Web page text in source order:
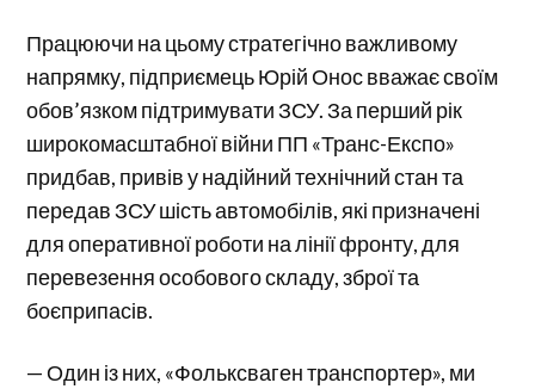
Працюючи на цьому стратегічно важливому
напрямку, підприємець Юрій Онос вважає своїм
обов’язком підтримувати ЗСУ. За перший рік
широкомасштабної війни ПП «Транс-Експо»
придбав, привів у надійний технічний стан та
передав ЗСУ шість автомобілів, які призначені
для оперативної роботи на лінії фронту, для
перевезення особового складу, зброї та
боєприпасів.
— Один із них, «Фольксваген транспортер», ми